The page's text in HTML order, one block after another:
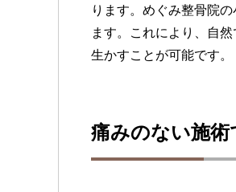
ります。めぐみ整骨院
ます。これにより、自
生かすことが可能です。
痛みのない施術